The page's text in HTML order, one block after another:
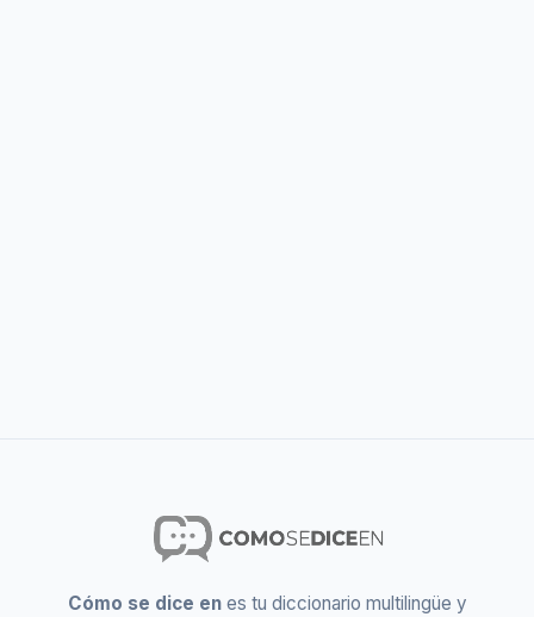
Cómo se dice enes tu diccionario multilingüe y